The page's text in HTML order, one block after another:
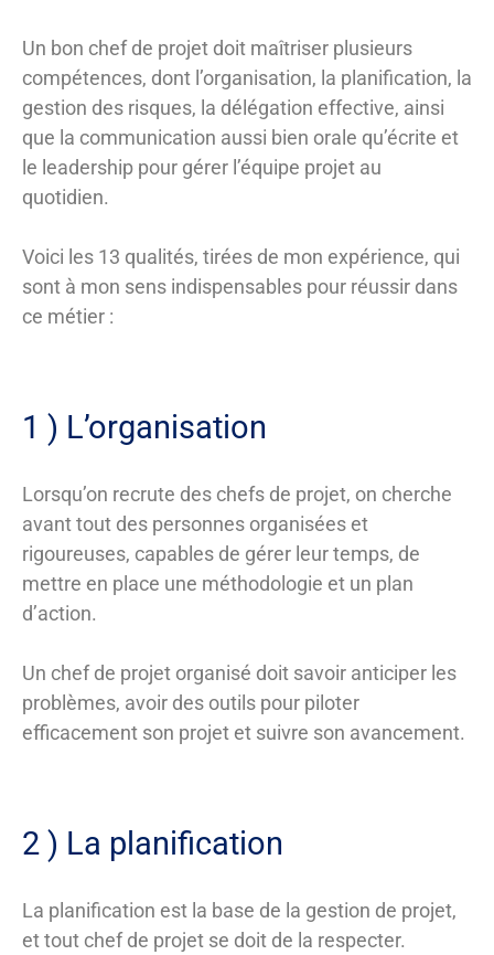
Un bon chef de projet doit maîtriser plusieurs
compétences, dont l’organisation, la planification, la
gestion des risques, la délégation effective, ainsi
que la communication aussi bien orale qu’écrite et
le leadership pour gérer l’équipe projet au
quotidien.
Voici les 13 qualités, tirées de mon expérience, qui
sont à mon sens indispensables pour réussir dans
ce métier :
1 ) L’organisation
Lorsqu’on recrute des chefs de projet, on cherche
avant tout des personnes organisées et
rigoureuses, capables de gérer leur temps, de
mettre en place une méthodologie et un plan
d’action.
Un chef de projet organisé doit savoir anticiper les
problèmes, avoir des outils pour piloter
efficacement son projet et suivre son avancement.
2 ) La planification
La planification est la base de la gestion de projet,
et tout chef de projet se doit de la respecter.